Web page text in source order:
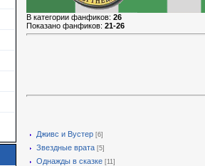
В категории фанфиков: 26
Показано фанфиков: 21-26
Дживс и Вустер [6]
Звездные врата [5]
Однажды в сказке [11]